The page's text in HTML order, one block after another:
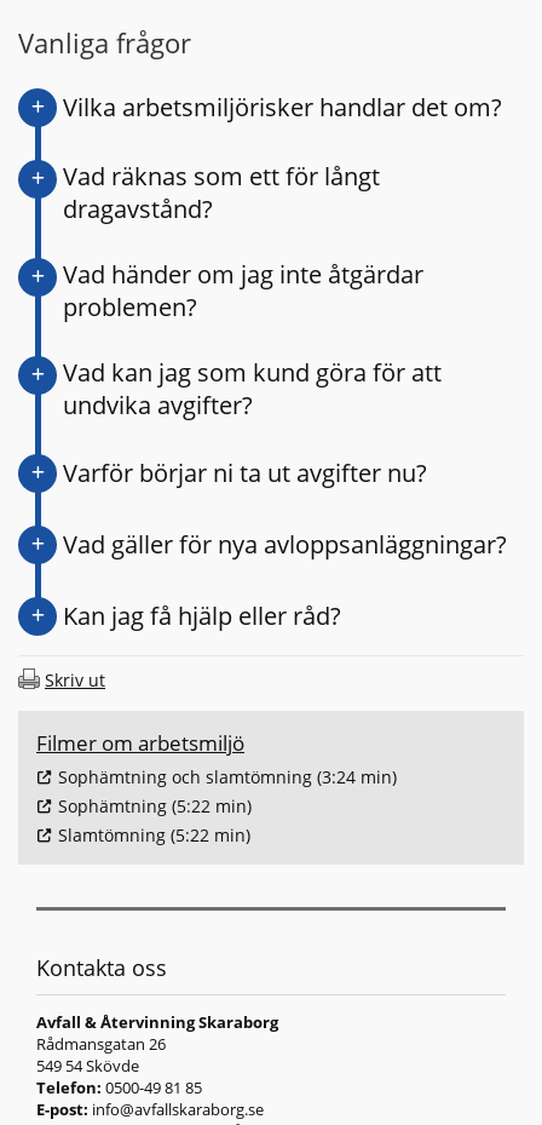
Vanliga frågor
Vilka arbetsmiljörisker handlar det om?
Vad räknas som ett för långt
dragavstånd?
Vad händer om jag inte åtgärdar
problemen?
Vad kan jag som kund göra för att
undvika avgifter?
Varför börjar ni ta ut avgifter nu?
Vad gäller för nya avloppsanläggningar?
Kan jag få hjälp eller råd?
Skriv ut
Filmer om arbetsmiljö
Sophämtning och slamtömning (3:24 min)
Sophämtning (5:22 min)
Slamtömning (5:22 min)
Kontakta oss
Avfall & Återvinning Skaraborg
Rådmansgatan 26
549 54 Skövde
Telefon: 0500-49 81 85
E-post: info@avfallskaraborg.se